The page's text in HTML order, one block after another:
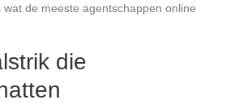
de meeste agentschappen online
die